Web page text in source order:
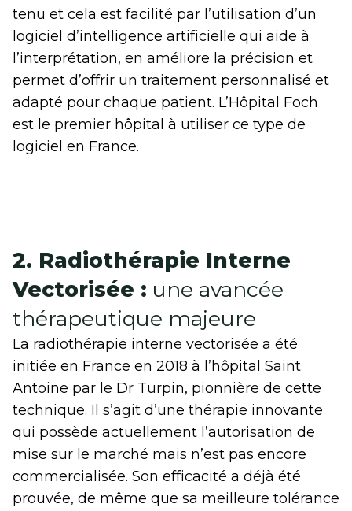
tenu et cela est facilité par l’utilisation d’un
logiciel d’intelligence artificielle qui aide à
l’interprétation, en améliore la précision et
permet d’offrir un traitement personnalisé et
adapté pour chaque patient. L’Hôpital Foch
est le premier hôpital à utiliser ce type de
logiciel en France.
2. Radiothérapie Interne
Vectorisée : une avancée
thérapeutique majeure
La radiothérapie interne vectorisée a été
initiée en France en 2018 à l’hôpital Saint
Antoine par le Dr Turpin, pionnière de cette
technique. Il s’agit d’une thérapie innovante
qui possède actuellement l’autorisation de
mise sur le marché mais n’est pas encore
commercialisée. Son efficacité a déjà été
prouvée, de même que sa meilleure tolérance